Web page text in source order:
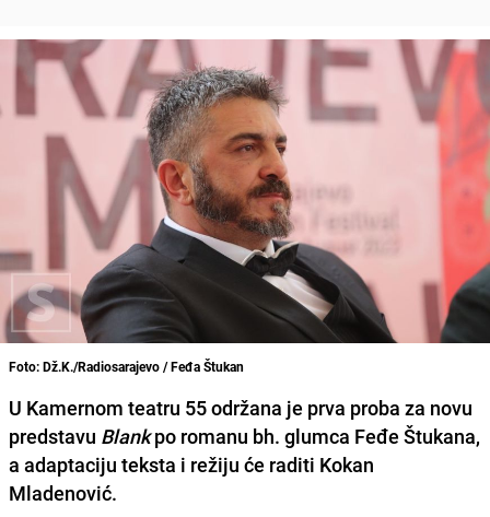
Foto: Dž.K./Radiosarajevo / Feđa Štukan
U Kamernom teatru 55 održana je prva proba za novu
predstavu Blankpo romanu bh. glumca Feđe Štukana,
a adaptaciju teksta i režiju će raditi Kokan
Mladenović.